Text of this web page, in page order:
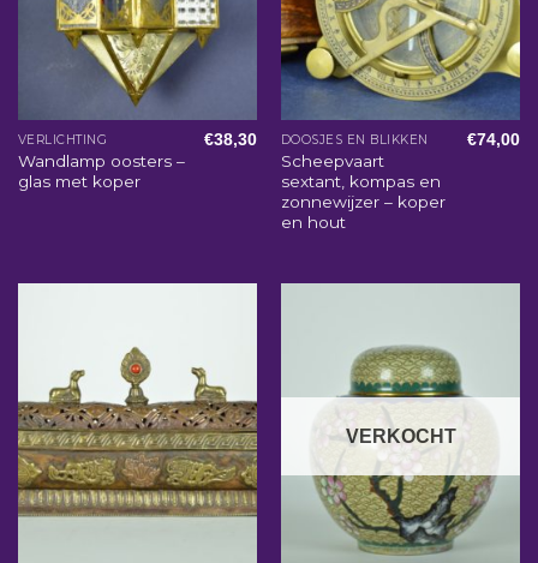
VERLICHTING
Wandlamp oosters –
glas met koper
€38,30 DOOSJES EN BLIKKEN
Scheepvaart
sextant, kompas en
zonnewijzer – koper
en hout
€74,00
VERKOCHT